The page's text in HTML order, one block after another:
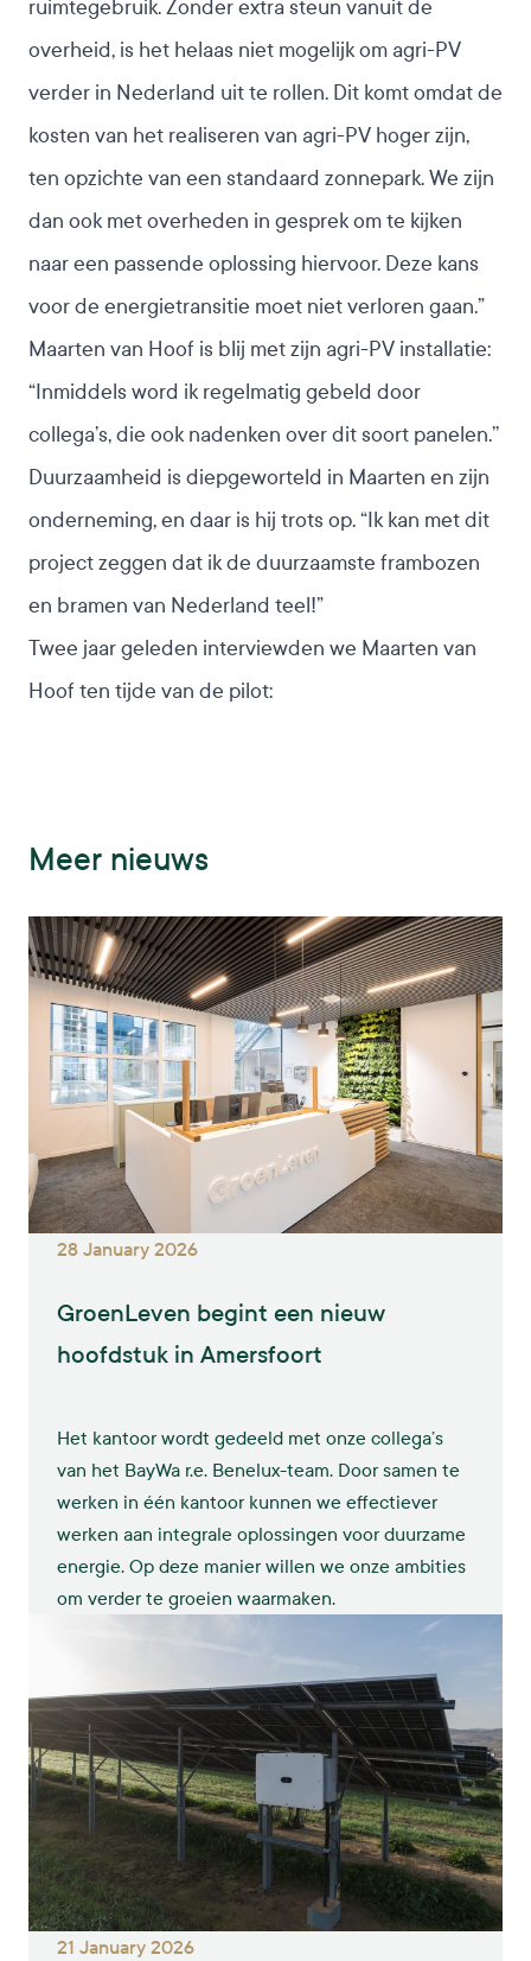
ruimtegebruik. Zonder extra steun vanuit de
overheid, is het helaas niet mogelijk om agri-PV
verder in Nederland uit te rollen. Dit komt omdat de
kosten van het realiseren van agri-PV hoger zijn,
ten opzichte van een standaard zonnepark. We zijn
dan ook met overheden in gesprek om te kijken
naar een passende oplossing hiervoor. Deze kans
voor de energietransitie moet niet verloren gaan.”
Maarten van Hoof is blij met zijn agri-PV installatie:
“Inmiddels word ik regelmatig gebeld door
collega’s, die ook nadenken over dit soort panelen.’’
Duurzaamheid is diepgeworteld in Maarten en zijn
onderneming, en daar is hij trots op. “Ik kan met dit
project zeggen dat ik de duurzaamste frambozen
en bramen van Nederland teel!”
Twee jaar geleden interviewden we Maarten van
Hoof ten tijde van de pilot:
Meer nieuws
28 January 2026
GroenLeven begint een nieuw
hoofdstuk in Amersfoort
Het kantoor wordt gedeeld met onze collega’s
van het BayWa r.e. Benelux-team. Door samen te
werken in één kantoor kunnen we effectiever
werken aan integrale oplossingen voor duurzame
energie. Op deze manier willen we onze ambities
om verder te groeien waarmaken.
21 January 2026